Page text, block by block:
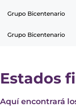
Grupo Bicentenario
Grupo Bicentenario
Estados
Aquí encontrará